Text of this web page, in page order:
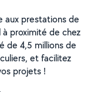
aux prestations de
proximité de chez
de 4,5 millions de
et facilitez
projets !